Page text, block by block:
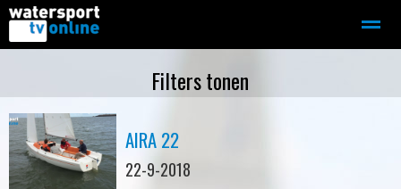
Motorboot-sloep Adverteren
Home Contact
Filters tonen
AIRA 22
22-9-2018